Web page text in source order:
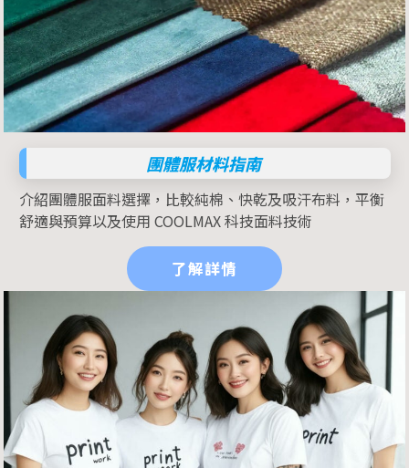
團體服材料指南
介紹團體服面料選擇，比較純棉、快乾及吸汗布料，平衡
舒適與預算以及使用 COOLMAX 科技面料技術
了解詳情